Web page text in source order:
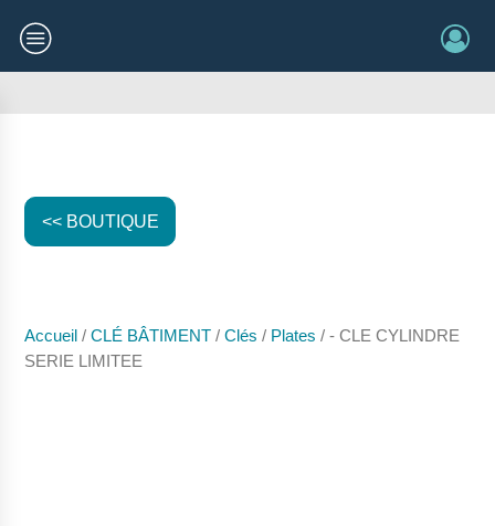
<< BOUTIQUE
Accueil /CLÉ BÂTIMENT /Clés / Plates / - CLE CYLINDRE
SERIE LIMITEE